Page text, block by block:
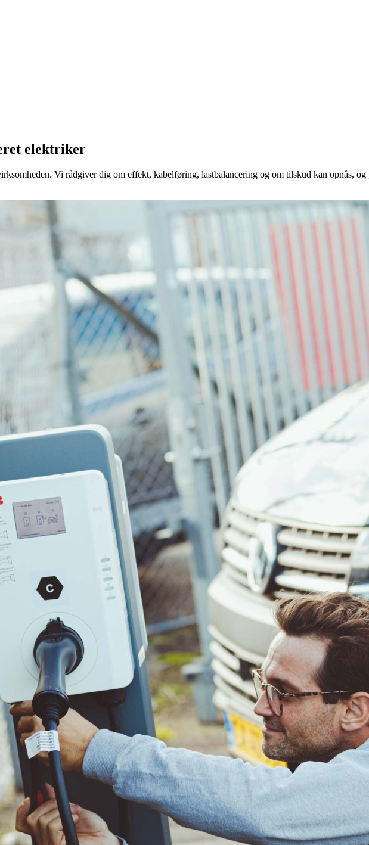
elektriker
Vi rådgiver dig om effekt, kabelføring, lastbalancering og om tilskud kan opnås,